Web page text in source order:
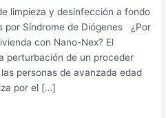
limpieza y desinfección a fondo
por Síndrome de Diógenes ¿Por
con Nano-Nex? El
perturbación de un proceder
personas de avanzada edad
por el […]